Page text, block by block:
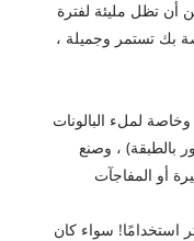
تظل مليئة لفترة
بك تستمر وجميلة ،
لملء البالونات
بالطبقة) ، وصنع
أو المفاجآت
استخدامًا! سواء كان